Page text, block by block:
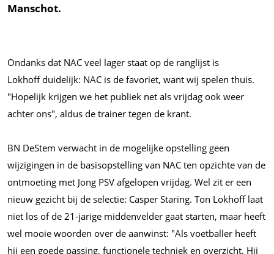
Manschot.
Ondanks dat NAC veel lager staat op de ranglijst is
Lokhoff duidelijk: NAC is de favoriet, want wij spelen thuis.
"Hopelijk krijgen we het publiek net als vrijdag ook weer
achter ons", aldus de trainer tegen de krant.
BN DeStem verwacht in de mogelijke opstelling geen
wijzigingen in de basisopstelling van NAC ten opzichte van de
ontmoeting met Jong PSV afgelopen vrijdag. Wel zit er een
nieuw gezicht bij de selectie: Casper Staring. Ton Lokhoff laat
niet los of de 21-jarige middenvelder gaat starten, maar heeft
wel mooie woorden over de aanwinst: "Als voetballer heeft
hij een goede passing, functionele techniek en overzicht. Hij